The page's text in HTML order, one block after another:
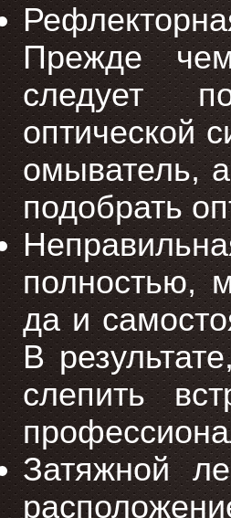
Прежде
следует
оптической
омыватель,
подобрать
полностью,
да и
В
слепить
Затяжной